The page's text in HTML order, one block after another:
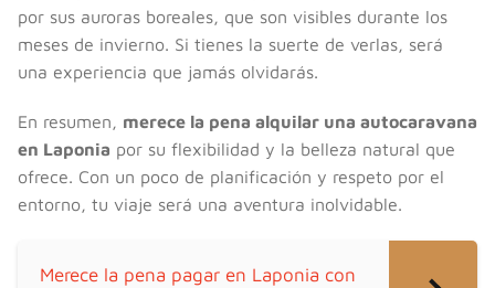
por sus auroras boreales, que son visibles durante los
meses de invierno. Si tienes la suerte de verlas, será
una experiencia que jamás olvidarás.
En resumen, merece la pena alquilar una autocaravana
en Laponia por su flexibilidad y la belleza natural que
ofrece. Con un poco de planificación y respeto por el
entorno, tu viaje será una aventura inolvidable.
Merece la pena pagar en Laponia con